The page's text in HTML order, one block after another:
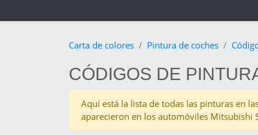
Carta de colores Pintura de coches
CÓDIGOS DE
Aquí está la lista de todas las pinturas en
aparecieron en los automóviles Mitsubishi